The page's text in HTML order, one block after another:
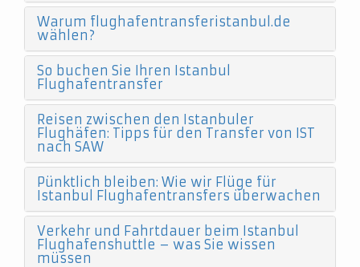
Warum flughafentransferistanbul.de
wählen?
So buchen Sie Ihren Istanbul
Flughafentransfer
Reisen zwischen den Istanbuler
Flughäfen: Tipps für den Transfer von IST
nach SAW
Pünktlich bleiben: Wie wir Flüge für
Istanbul Flughafentransfers überwachen
Verkehr und Fahrtdauer beim Istanbul
Flughafenshuttle – was Sie wissen
müssen